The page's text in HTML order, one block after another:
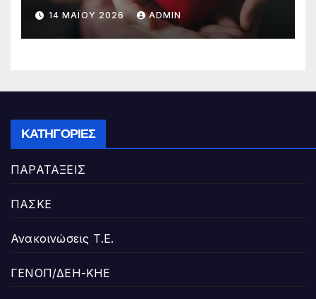
14 ΜΑΪ́ΟΥ 2026 ADMIN
ΚΑΤΗΓΟΡΊΕΣ
ΠΑΡΑΤΑΞΕΙΣ
ΠΑΣΚΕ
Ανακοινώσεις Τ.Ε.
ΓΕΝΟΠ/ΔΕΗ-ΚΗΕ